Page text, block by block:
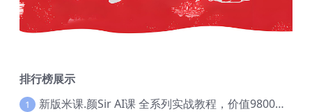
排行榜展示
1 新版米课.颜Sir AI课 全系列实战教程，价值9800，跨境首选！【Ag-0052】